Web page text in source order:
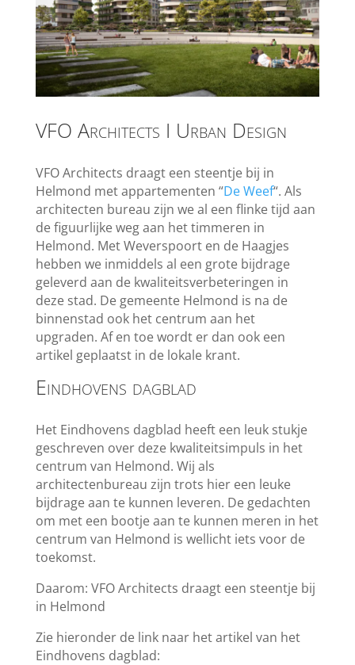
VFO Architects I Urban Design
VFO Architects draagt een steentje bij in
Helmond met appartementen “De Weef“. Als
architecten bureau zijn we al een flinke tijd aan
de figuurlijke weg aan het timmeren in
Helmond. Met Weverspoort en de Haagjes
hebben we inmiddels al een grote bijdrage
geleverd aan de kwaliteitsverbeteringen in
deze stad. De gemeente Helmond is na de
binnenstad ook het centrum aan het
upgraden. Af en toe wordt er dan ook een
artikel geplaatst in de lokale krant.
Eindhovens dagblad
Het Eindhovens dagblad heeft een leuk stukje
geschreven over deze kwaliteitsimpuls in het
centrum van Helmond. Wij als
architectenbureau zijn trots hier een leuke
bijdrage aan te kunnen leveren. De gedachten
om met een bootje aan te kunnen meren in het
centrum van Helmond is wellicht iets voor de
toekomst.
Daarom: VFO Architects draagt een steentje bij
in Helmond
Zie hieronder de link naar het artikel van het
Eindhovens dagblad: